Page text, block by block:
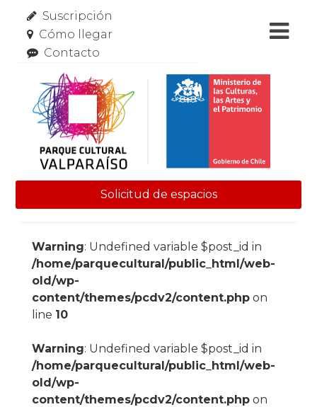
Suscripción
Cómo llegar
Contacto
Solicitud de espacios
Warning: Undefined variable $post_id in
/home/parquecultural/public_html/web-
old/wp-
content/themes/pcdv2/content.phpon
line 10
Warning: Undefined variable $post_id in
/home/parquecultural/public_html/web-
old/wp-
content/themes/pcdv2/content.phpon